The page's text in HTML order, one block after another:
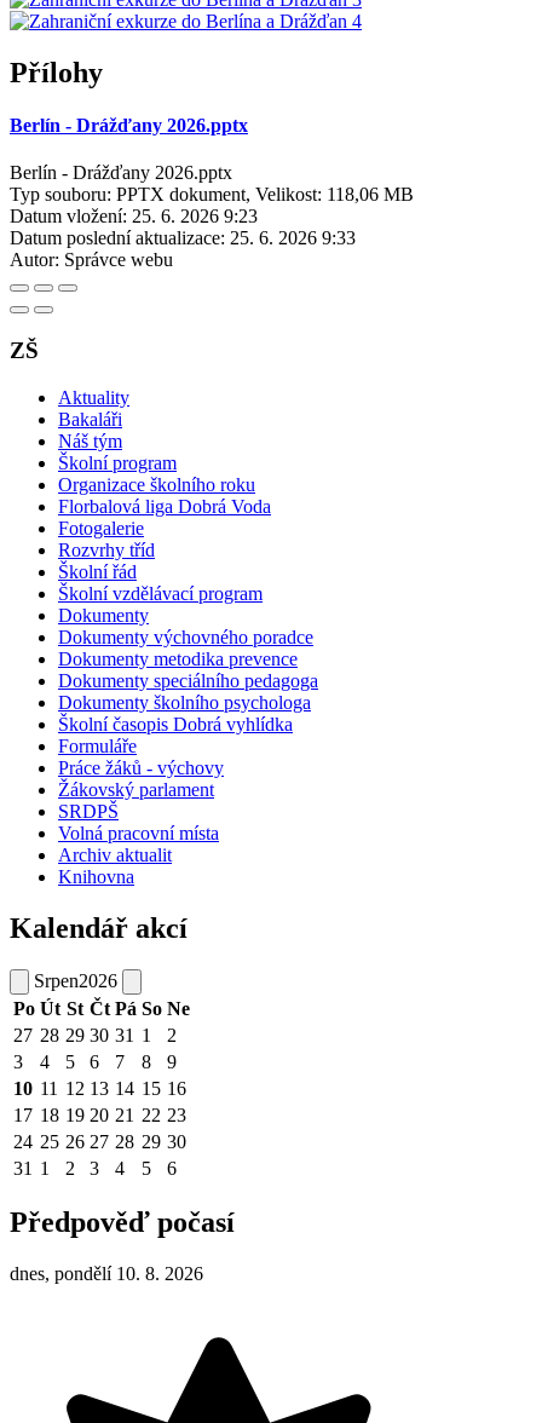
Přílohy
Berlín - Drážďany 2026.pptx
Berlín - Drážďany 2026.pptx
Typ souboru: PPTX dokument, Velikost: 118,06 MB
Datum vložení: 25. 6. 2026 9:23
Datum poslední aktualizace: 25. 6. 2026 9:33
Autor: Správce webu
ZŠ
Aktuality
Bakaláři
Náš tým
Školní program
Organizace školního roku
Florbalová liga Dobrá Voda
Fotogalerie
Rozvrhy tříd
Školní řád
Školní vzdělávací program
Dokumenty
Dokumenty výchovného poradce
Dokumenty metodika prevence
Dokumenty speciálního pedagoga
Dokumenty školního psychologa
Školní časopis Dobrá vyhlídka
Formuláře
Práce žáků - výchovy
Žákovský parlament
SRDPŠ
Volná pracovní místa
Archiv aktualit
Knihovna
Kalendář akcí
Srpen2026
Po Út St Čt Pá So Ne
27 28 29 30 31 1
2
3
4 5 6 7 8
9
10 11 12 13 14 15 16
17 18 19 20 21 22 23
24 25 26 27 28 29 30
31 1 2 3 4 5 6
Předpověď počasí
dnes, pondělí 10. 8. 2026